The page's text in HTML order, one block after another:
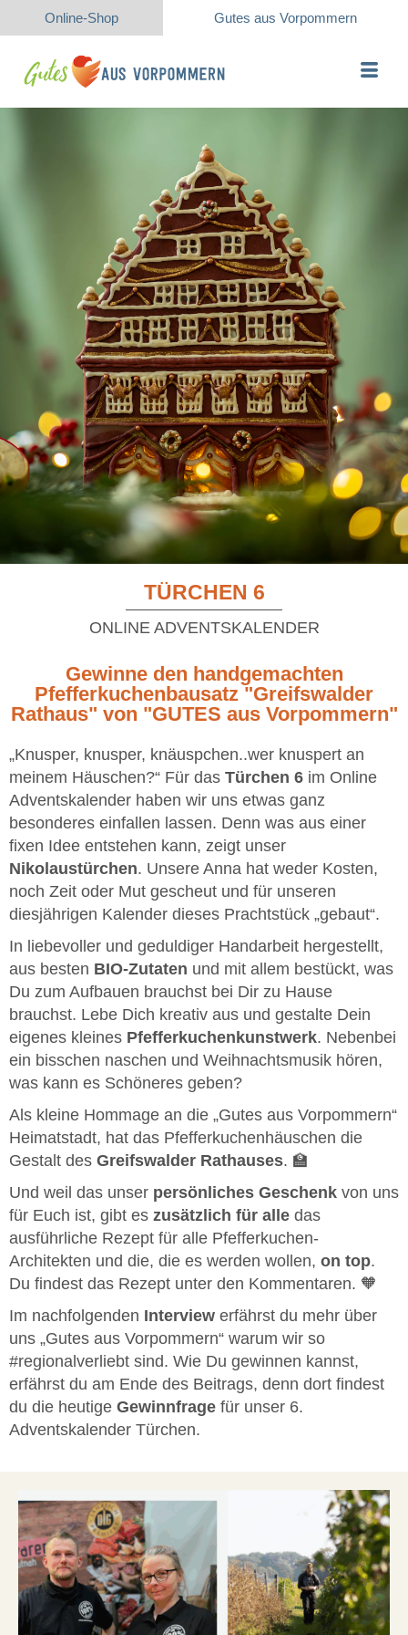
Online-Shop Gutes aus Vorpommern
TÜRCHEN 6
ONLINE ADVENTSKALENDER
Gewinne den handgemachten
Pfefferkuchenbausatz "Greifswalder
Rathaus" von "GUTES aus Vorpommern"
„Knusper, knusper, knäuspchen..wer knuspert an
meinem Häuschen?“ Für das Türchen 6 im Online
Adventskalender haben wir uns etwas ganz
besonderes einfallen lassen. Denn was aus einer
fixen Idee entstehen kann, zeigt unser
Nikolaustürchen. Unsere Anna hat weder Kosten,
noch Zeit oder Mut gescheut und für unseren
diesjährigen Kalender dieses Prachtstück „gebaut“.
In liebevoller und geduldiger Handarbeit hergestellt,
aus besten BIO-Zutaten und mit allem bestückt, was
Du zum Aufbauen brauchst bei Dir zu Hause
brauchst. Lebe Dich kreativ aus und gestalte Dein
eigenes kleines Pfefferkuchenkunstwerk. Nebenbei
ein bisschen naschen und Weihnachtsmusik hören,
was kann es Schöneres geben?
Als kleine Hommage an die „Gutes aus Vorpommern“
Heimatstadt, hat das Pfefferkuchenhäuschen die
Gestalt des Greifswalder Rathauses. 🏫
Und weil das unser persönliches Geschenk von uns
für Euch ist, gibt es zusätzlich für alle das
ausführliche Rezept für alle Pfefferkuchen-
Architekten und die, die es werden wollen, on top.
Du findest das Rezept unter den Kommentaren. 🧡
Im nachfolgenden Interview erfährst du mehr über
uns „Gutes aus Vorpommern“ warum wir so
#regionalverliebt sind. Wie Du gewinnen kannst,
erfährst du am Ende des Beitrags, denn dort findest
du die heutige Gewinnfrage für unser 6.
Adventskalender Türchen.